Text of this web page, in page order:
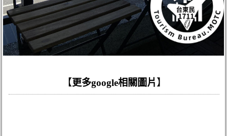
【更多google相關圖片】